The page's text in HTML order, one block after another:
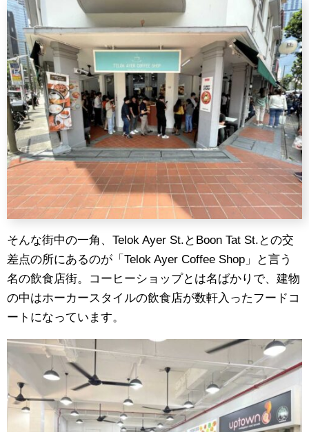
そんな街中の一角、Telok Ayer St.とBoon Tat St.との交
差点の所にあるのが「Telok Ayer Coffee Shop」と言う
名の飲食店街。コーヒーショップとは名ばかりで、建物
の中はホーカースタイルの飲食店が数軒入ったフードコ
ートになっています。